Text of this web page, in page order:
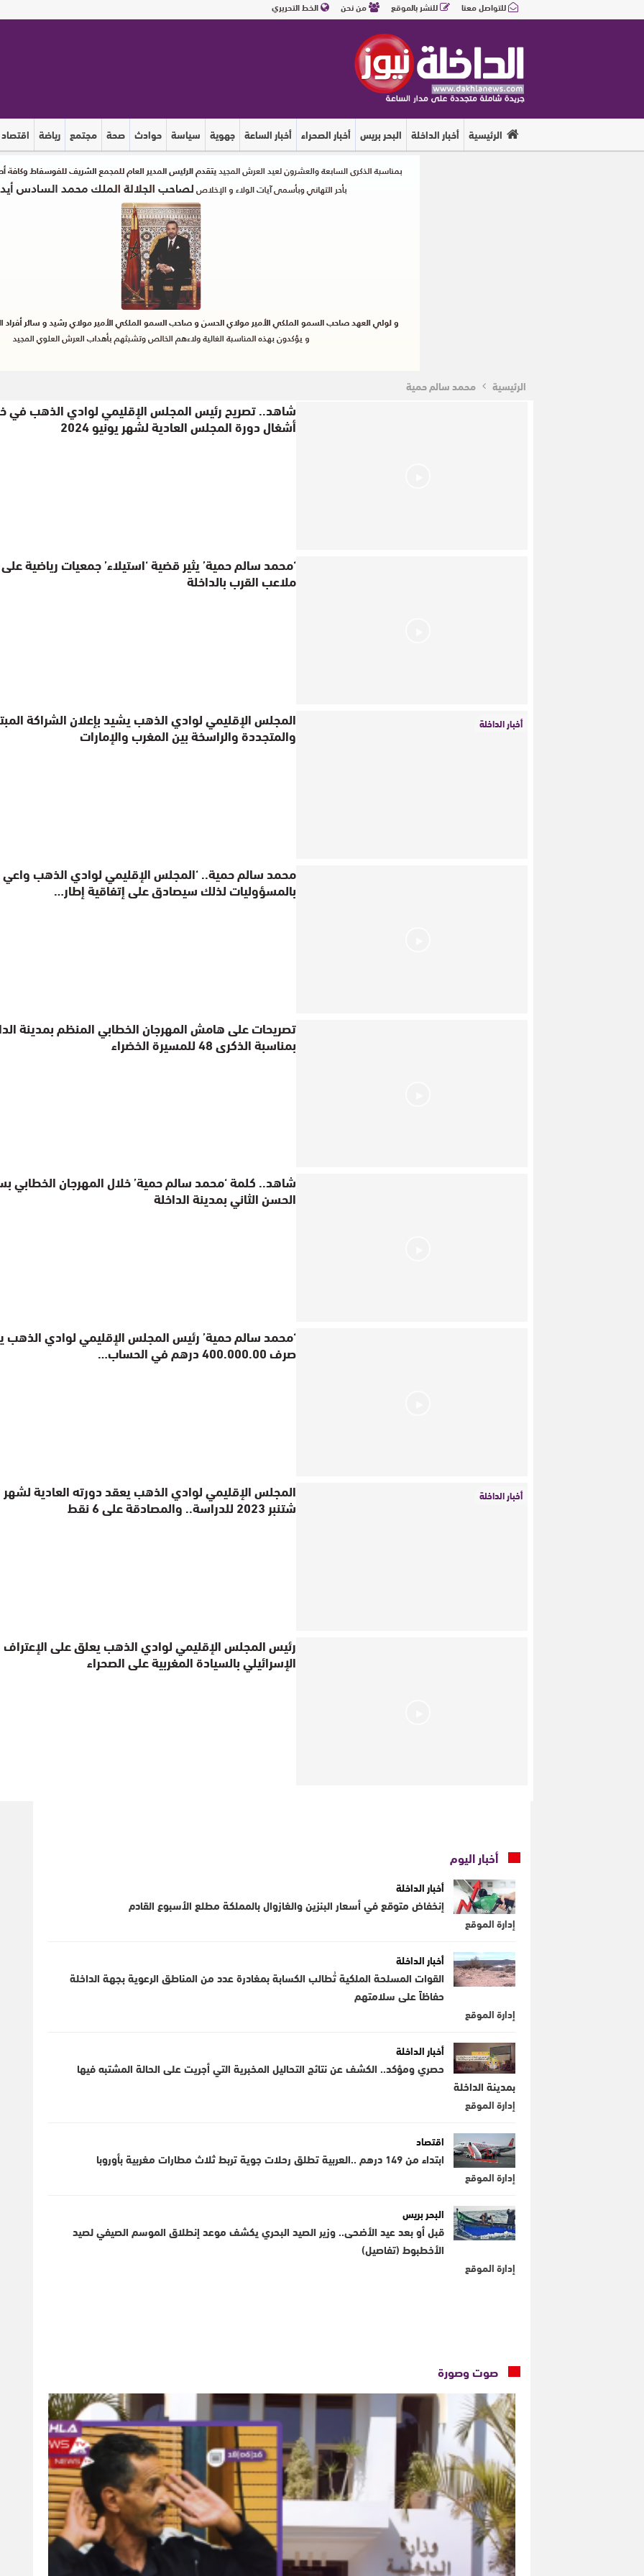
للتواصل معنا للنشر بالموقع من نحن الخط التحريري
الرئيسية أخبار الداخلة البحر بريس أخبار الصحراء أخبار الساعة جهوية سياسة حوادث صحة مجتمع رياضة اقتصاد
الرئيسية محمد سالم حمية
شاهد.. تصريح رئيس المجلس الإقليمي لوادي الذهب في
أشغال دورة المجلس العادية لشهر يونيو 2024
‘محمد سالم حمية’ يثير قضية ‘استيلاء’ جمعيات رياضية على
ملاعب القرب بالداخلة
أخبار الداخلة المجلس الإقليمي لوادي الذهب يشيد بإعلان الشراكة
والمتجددة والراسخة بين المغرب والإمارات
محمد سالم حمية.. ‘المجلس الإقليمي لوادي الذهب واعي
بالمسؤوليات لذلك سيصادق على إتفاقية إطار…
تصريحات على هامش المهرجان الخطابي المنظم بمدينة
بمناسبة الذكرى 48 للمسيرة الخضراء
شاهد.. كلمة ‘محمد سالم حمية’ خلال المهرجان الخطابي
الحسن الثاني بمدينة الداخلة
‘محمد سالم حمية’ رئيس المجلس الإقليمي لوادي الذهب
صرف 400.000.00 درهم في الحساب…
أخبار الداخلة المجلس الإقليمي لوادي الذهب يعقد دورته العادية لشهر
شتنبر 2023 للدراسة.. والمصادقة على 6 نقط
رئيس المجلس الإقليمي لوادي الذهب يعلق على الإعتراف
الإسرائيلي بالسيادة المغربية على الصحراء
أخبار اليوم
أخبار الداخلة
إنخفاض متوقع في أسعار البنزين والغازوال بالمملكة مطلع الأسبوع القادم
إدارة الموقع
أخبار الداخلة
القوات المسلحة الملكية تُطالب الكسابة بمغادرة عدد من المناطق الرعوية بجهة الداخلة
حفاظاً على سلامتهم
إدارة الموقع
أخبار الداخلة
حصري ومؤكد.. الكشف عن نتائج التحاليل المخبرية التي أجريت على الحالة المشتبه فيها
بمدينة الداخلة
إدارة الموقع
اقتصاد
ابتداء من 149 درهم ..العربية تطلق رحلات جوية تربط ثلاث مطارات مغربية بأوروبا
إدارة الموقع
البحر بريس
قبل أو بعد عيد الأضحى.. وزير الصيد البحري يكشف موعد إنطلاق الموسم الصيفي لصيد
الأخطبوط (تفاصيل)
إدارة الموقع
صوت وصورة